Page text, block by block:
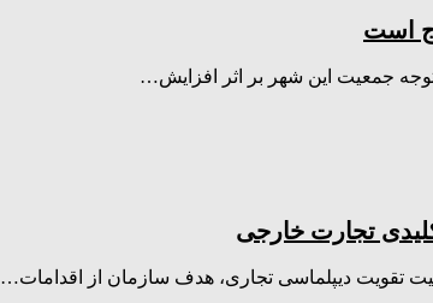
است
جمعیت این شهر بر اثر افزایش…
تجارت خارجی
تقویت دیپلماسی تجاری، هدف سازمان از اقدامات…